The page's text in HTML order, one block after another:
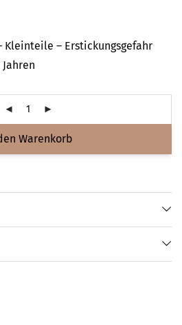
Kleinteile – Erstickungsgefahr
Warenkorb